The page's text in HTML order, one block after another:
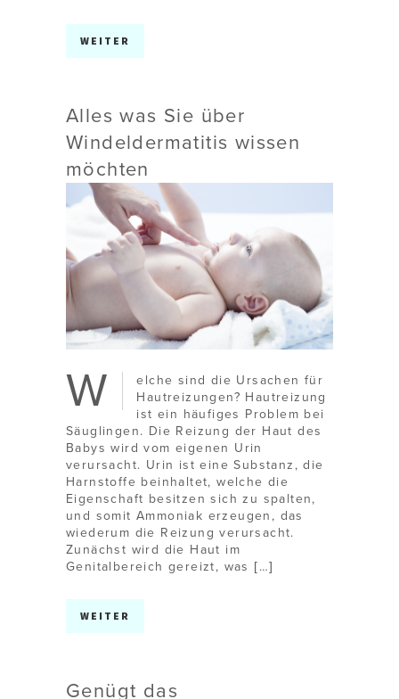
WEITER
Alles was Sie über
Windeldermatitis wissen
möchten
W
elche sind die Ursachen für
Hautreizungen? Hautreizung
ist ein häufiges Problem bei
Säuglingen. Die Reizung der Haut des
Babys wird vom eigenen Urin
verursacht. Urin ist eine Substanz, die
Harnstoffe beinhaltet, welche die
Eigenschaft besitzen sich zu spalten,
und somit Ammoniak erzeugen, das
wiederum die Reizung verursacht.
Zunächst wird die Haut im
Genitalbereich gereizt, was […]
WEITER
Genügt das